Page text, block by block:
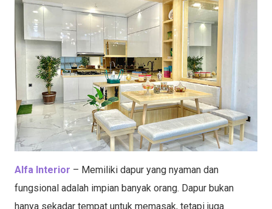
Alfa Interior – Memiliki dapur yang nyaman dan
fungsional adalah impian banyak orang. Dapur bukan
hanya sekadar tempat untuk memasak, tetapi juga